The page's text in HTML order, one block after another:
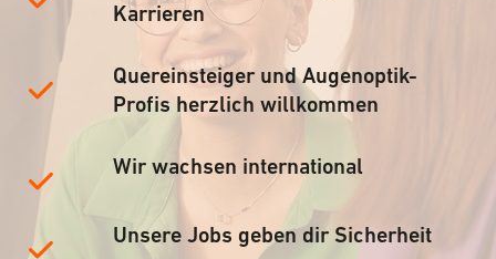
Karrieren
Quereinsteiger und Augenoptik-
Profis herzlich willkommen
Wir wachsen international
Unsere Jobs geben dir Sicherheit